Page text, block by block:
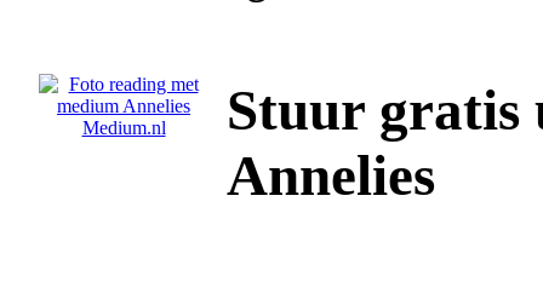
Stuur gratis
Annelies